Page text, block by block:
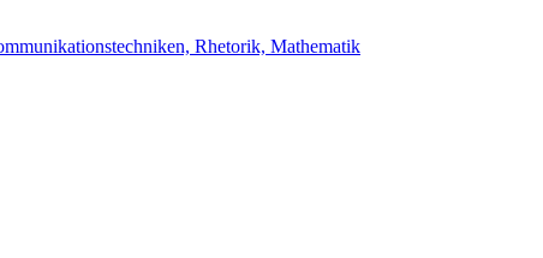
Rhetorik, Mathematik